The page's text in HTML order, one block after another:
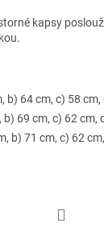
kapsy
b) 64 cm, c) 58
b) 69 cm, c) 62 cm,
b) 71 cm, c) 62